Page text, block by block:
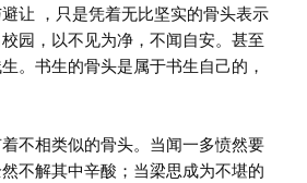
让 ，只是凭着无比坚实的骨头表示
园，以不见为净，不闻自安。甚至
。书生的骨头是属于书生自己的，
不相类似的骨头。当闻一多愤然要
不解其中辛酸；当梁思成为不堪的